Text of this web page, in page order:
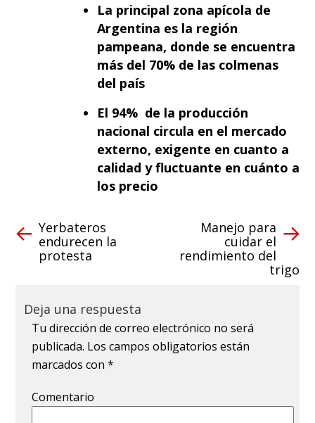
La principal zona apícola de
Argentina es la región
pampeana, donde se encuentra
más del 70% de las colmenas
del país
El 94% de la producción
nacional circula en el mercado
externo, exigente en cuanto a
calidad y fluctuante en cuánto a
los precio
Yerbateros
endurecen la
protesta
Manejo para
cuidar el
rendimiento del
trigo
Deja una respuesta
Tu dirección de correo electrónico no será
publicada. Los campos obligatorios están
marcados con*
Comentario